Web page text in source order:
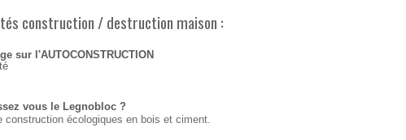
construction / destruction maison :
sur l'AUTOCONSTRUCTION
vous le Legnobloc ?
construction écologiques en bois et ciment.